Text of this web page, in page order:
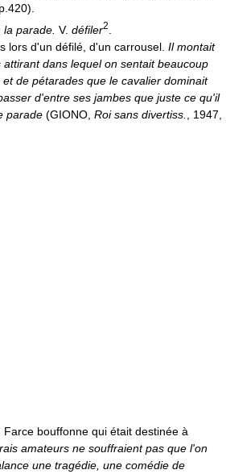
parade. V. défiler2
lors d'un défilé, d'un carrousel. Il montait
dans lequel on sentait beaucoup
de pétarades que le cavalier dominait
d'entre ses jambes que juste ce qu'il
parade (GIONO, Roi sans divertiss.
, 1947,
Farce bouffonne qui était destinée à
amateurs ne souffraient pas que l'on
une tragédie, une comédie de